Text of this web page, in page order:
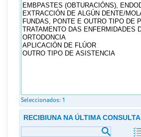
Seleccionados: 1
RECIBIUNA NA ÚLTIMA CONSULTA